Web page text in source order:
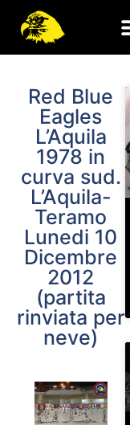
Red Blue
Eagles
L’Aquila
1978 in
curva sud.
L’Aquila-
Teramo
Lunedi 10
Dicembre
2012
(partita
rinviata per
neve)